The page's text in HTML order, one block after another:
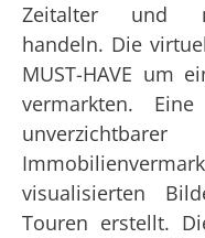
Zeitalter und
handeln. Die
MUST-HAVE um
vermarkten.
visualisierten
Touren erstellt.